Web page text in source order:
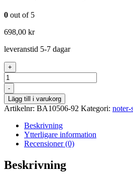
0 out of 5
698,00 kr
leveranstid 5-7 dagar
+
Antal
-
Lägg till i varukorg
Artikelnr: BA10506-92 Kategori: noter-
Beskrivning
Ytterligare information
Recensioner (0)
Beskrivning